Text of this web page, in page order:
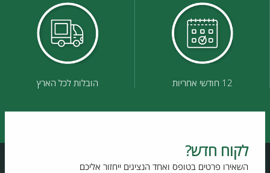
12 חודשי אחריות הובלות לכל הארץ
לקוח חדש?
השאירו פרטים בטופס ואחד הנציגים ייחזור אליכם